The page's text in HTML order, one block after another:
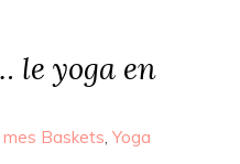
le yoga en
Baskets, Yoga